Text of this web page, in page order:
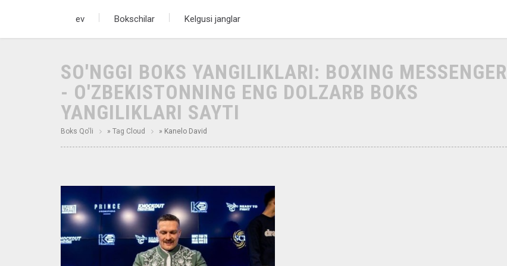
ev Bokschilar Kelgusi janglar
SO'NGGI BOKS YANGILIKLARI: BOXING MESSENGER
- O'ZBEKISTONNING ENG DOLZARB BOKS
YANGILIKLARI SAYTI
Boks Qo'li » Tag Cloud » Kanelo David